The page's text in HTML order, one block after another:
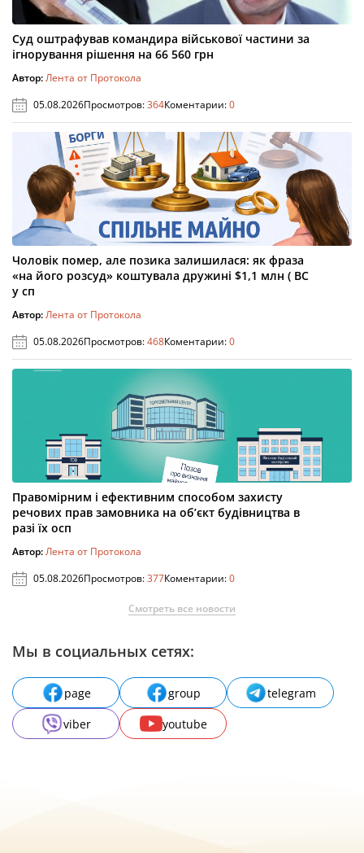
Суд оштрафував командира військової частини за
ігнорування рішення на 66 560 грн
Автор:Лента от Протокола
05.08.2026Просмотров:364Коментарии:0
Чоловік помер, але позика залишилася: як фраза
«на його розсуд» коштувала дружині $1,1 млн ( ВС
у сп
Автор:Лента от Протокола
05.08.2026Просмотров:468Коментарии:0
Правомірним і ефективним способом захисту
речових прав замовника на об’єкт будівництва в
разі їх осп
Автор:Лента от Протокола
05.08.2026Просмотров:377Коментарии:0
Смотреть все новости
Мы в социальных сетях:
page group
telegram
viber
youtube